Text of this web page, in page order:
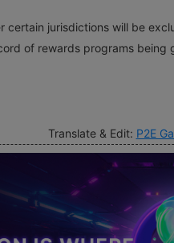
certain jurisdictions will be
of rewards programs being
Translate & Edit: P2E